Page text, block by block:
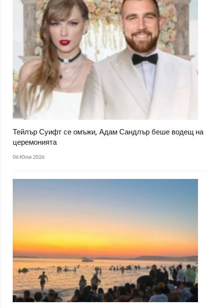
Тейлър Суифт се омъжи, Адам Сандлър беше водещ на
церемонията
06 Юли 2026